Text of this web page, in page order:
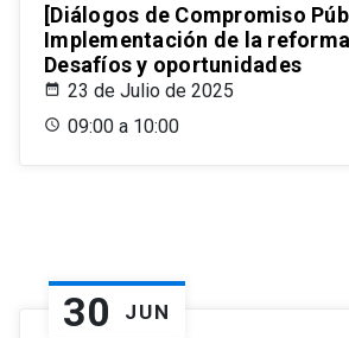
[Diálogos de Compromiso
Implementación de la
Desafíos y oportunidades
23 de Julio de 2025
09:00 a 10:00
30 JUN